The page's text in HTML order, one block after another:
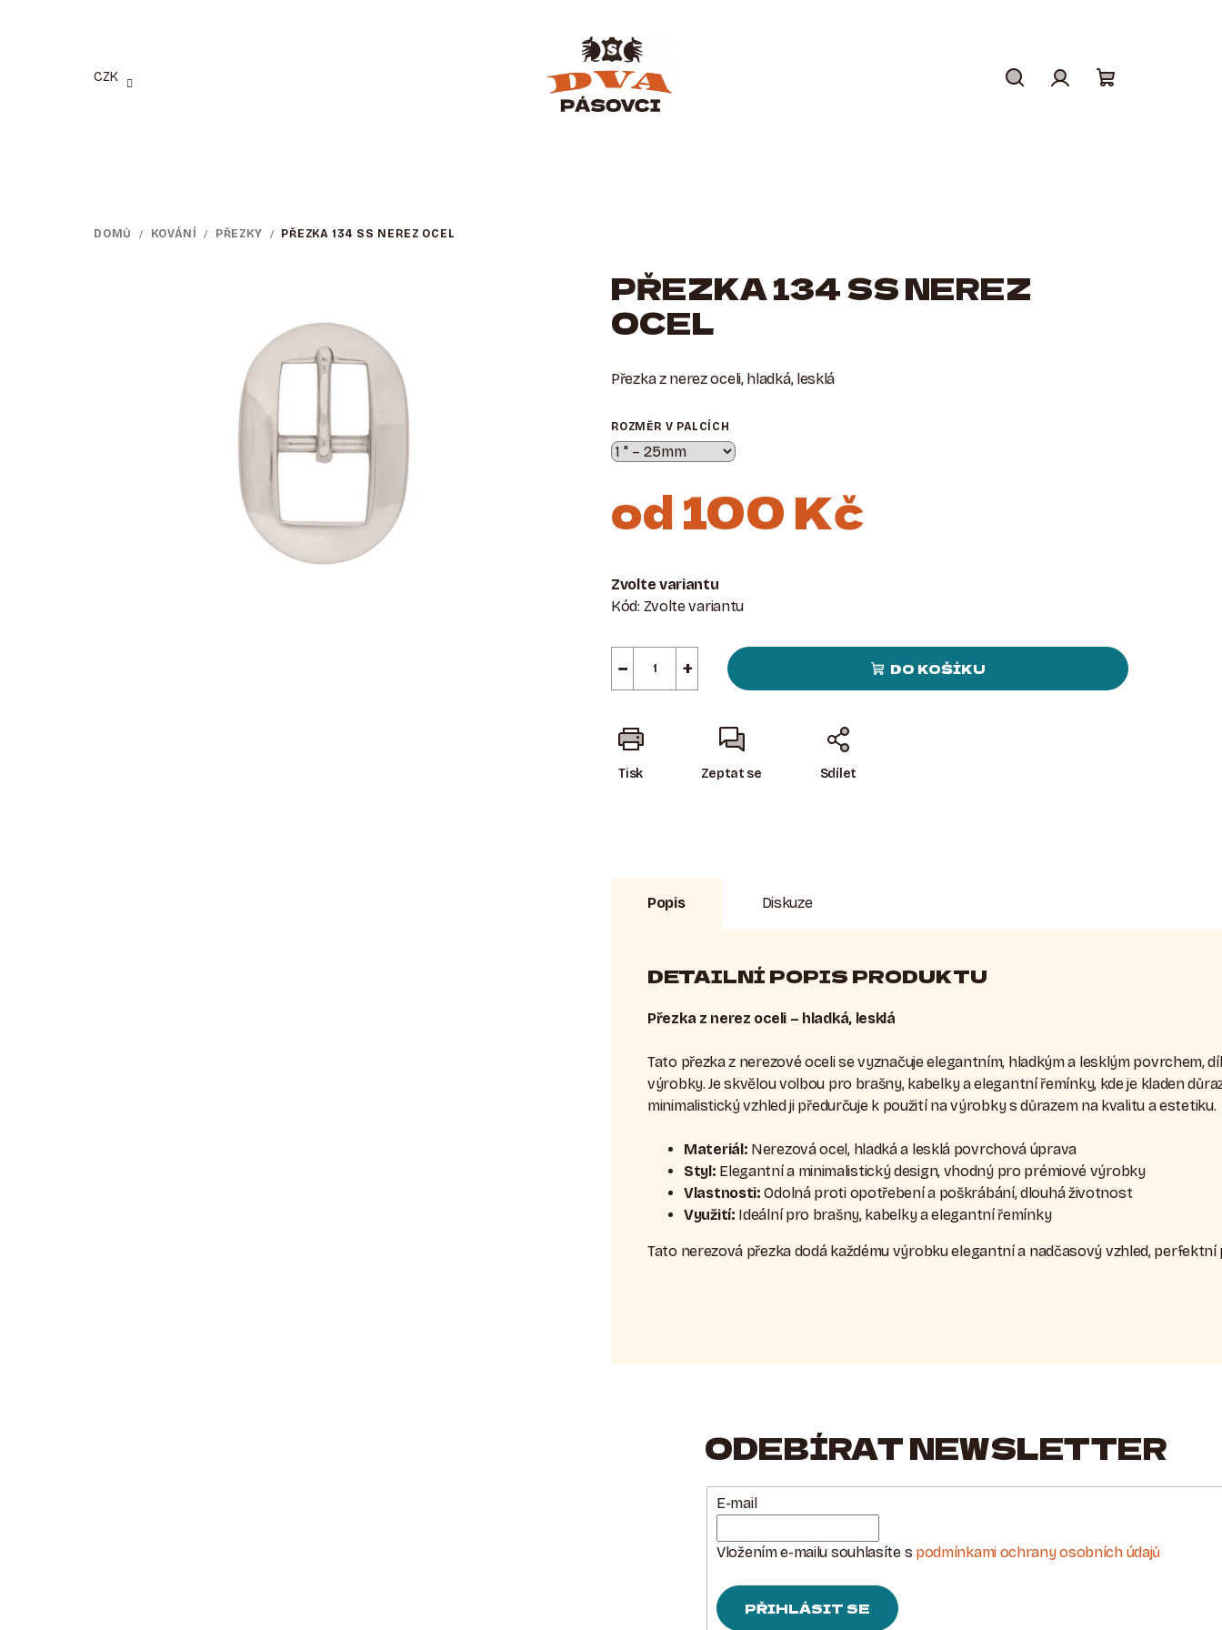
CZK
DOMŮ / KOVÁNÍ / PŘEZKY / PŘEZKA 134 SS NEREZ OCEL
PŘEZKA 134 SS NEREZ
OCEL
Přezka z nerez oceli, hladká, lesklá
ROZMĚR V PALCÍCH
od100 Kč
cena:
Zvolte variantu
Kód: Zvolte variantu
+
− DO KOŠÍKU
Tisk Zeptat se Sdílet
Popis Diskuze
DETAILNÍ POPIS PRODUKTU
Přezka z nerez oceli – hladká, lesklá
Tato přezka z nerezové oceli se vyznačuje elegantním, hladkým a lesklým povrchem,
výrobky. Je skvělou volbou pro brašny, kabelky a elegantní řemínky, kde je kladen
minimalistický vzhled ji předurčuje k použití na výrobky s důrazem na kvalitu a estetiku.
Materiál: Nerezová ocel, hladká a lesklá povrchová úprava
Styl: Elegantní a minimalistický design, vhodný pro prémiové výrobky
Vlastnosti: Odolná proti opotřebení a poškrábání, dlouhá životnost
Využití: Ideální pro brašny, kabelky a elegantní řemínky
Tato nerezová přezka dodá každému výrobku elegantní a nadčasový vzhled,
ODEBÍRAT NEWSLETTER
E-mail
Vložením e-mailu souhlasíte s podmínkami ochrany osobních údajů
PŘIHLÁSIT SE